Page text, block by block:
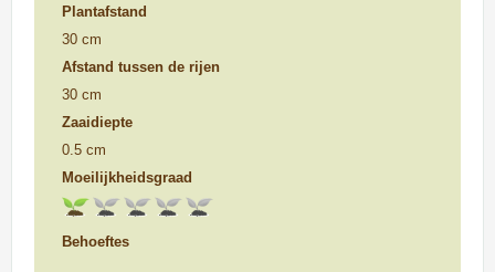
Plantafstand
30 cm
Afstand tussen de rijen
30 cm
Zaaidiepte
0.5 cm
Moeilijkheidsgraad
Behoeftes